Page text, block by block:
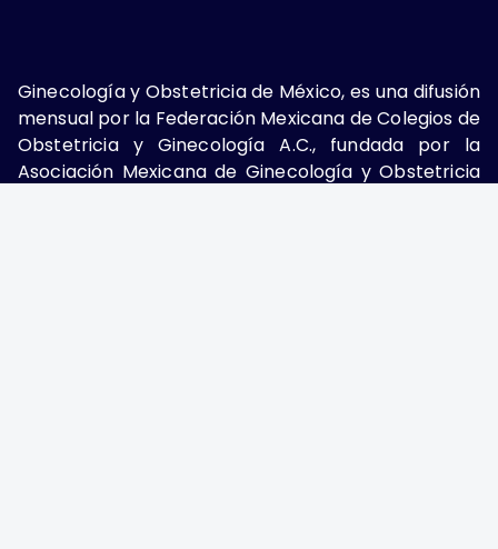
Ginecología y Obstetricia de México, es una difusión
mensual por la Federación Mexicana de Colegios de
Obstetricia y Ginecología A.C., fundada por la
Asociación Mexicana de Ginecología y Obstetricia